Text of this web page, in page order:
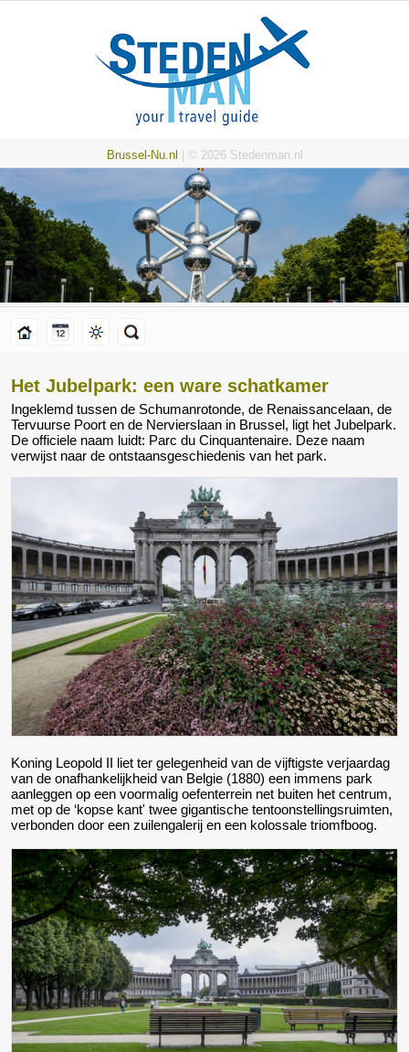
Brussel-Nu.nl | © 2026 Stedenman.nl
Het Jubelpark: een ware schatkamer
Ingeklemd tussen de Schumanrotonde, de Renaissancelaan, de
Tervuurse Poort en de Nervierslaan in Brussel, ligt het Jubelpark.
De officiele naam luidt: Parc du Cinquantenaire. Deze naam
verwijst naar de ontstaansgeschiedenis van het park.
Koning Leopold II liet ter gelegenheid van de vijftigste verjaardag
van de onafhankelijkheid van Belgie (1880) een immens park
aanleggen op een voormalig oefenterrein net buiten het centrum,
met op de ‘kopse kant' twee gigantische tentoonstellingsruimten,
verbonden door een zuilengalerij en een kolossale triomfboog.